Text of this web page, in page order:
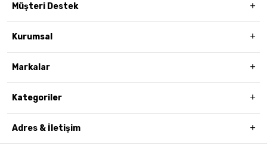
Müşteri Destek
Kurumsal
Markalar
Kategoriler
Adres & İletişim